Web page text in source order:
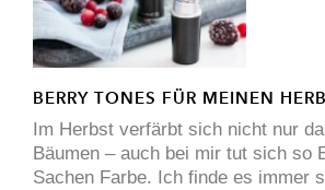
BERRY TONES FÜR MEINEN
Im Herbst verfärbt sich nicht nur
Bäumen – auch bei mir tut sich so
Sachen Farbe. Ich finde es immer